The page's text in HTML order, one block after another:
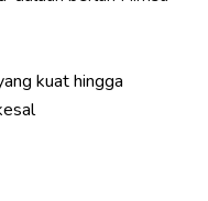
kuat hingga